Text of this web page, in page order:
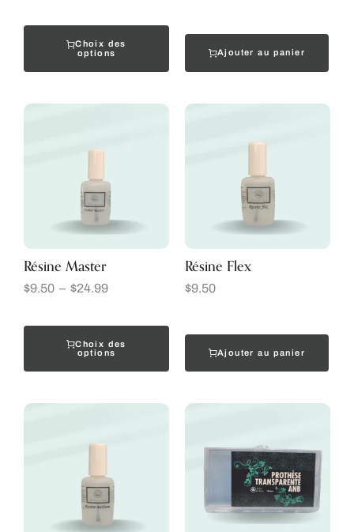
Choix des
options
Ajouter au panier
Résine Master
$9.50 – $24.99
Choix des
options
Résine Flex
$9.50
Ajouter au panier